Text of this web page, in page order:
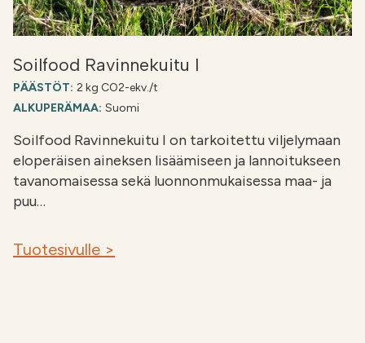
Soilfood Ravinnekuitu I
PÄÄSTÖT: 2 kg CO2-ekv./t
ALKUPERÄMAA: Suomi
Soilfood Ravinnekuitu I on tarkoitettu viljelymaan
eloperäisen aineksen lisäämiseen ja lannoitukseen
tavanomaisessa sekä luonnonmukaisessa maa- ja
puu…
Tuotesivulle >